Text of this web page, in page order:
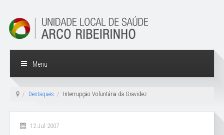
Menu
Destaques Interrupção Voluntária da Gravidez
12 Jul 2007